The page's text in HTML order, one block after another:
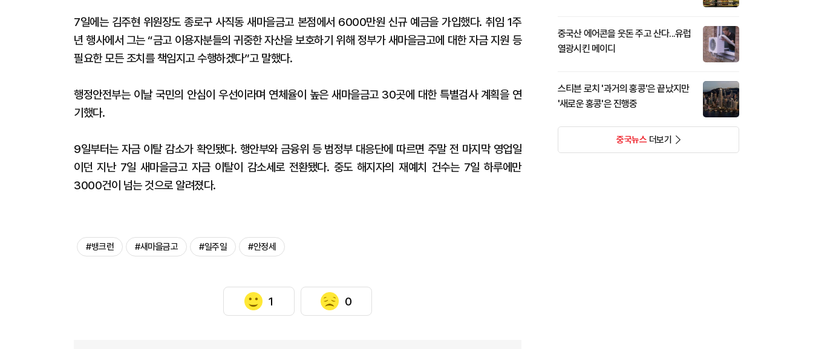
7일에는 김주현 위원장도 종로구 사직동 새마을금고 본점에서 6000만원 신규 예금을 가입했다. 취임 1주
년 행사에서 그는 “금고 이용자분들의 귀중한 자산을 보호하기 위해 정부가 새마을금고에 대한 자금 지원 등
필요한 모든 조치를 책임지고 수행하겠다”고 말했다.
행정안전부는 이날 국민의 안심이 우선이라며 연체율이 높은 새마을금고 30곳에 대한 특별검사 계획을 연
기했다.
9일부터는 자금 이탈 감소가 확인됐다. 행안부와 금융위 등 범정부 대응단에 따르면 주말 전 마지막 영업일
이던 지난 7일 새마을금고 자금 이탈이 감소세로 전환됐다. 중도 해지자의 재예치 건수는 7일 하루에만
3000건이 넘는 것으로 알려졌다.
#뱅크런 #새마을금고 #일주일 #안정세
1 0
중국산 에어콘을 웃돈 주고 산다...유럽
열광시킨 메이디
스티븐 로치 '과거의 홍콩'은 끝났지만
'새로운 홍콩'은 진행중
중국뉴스더보기